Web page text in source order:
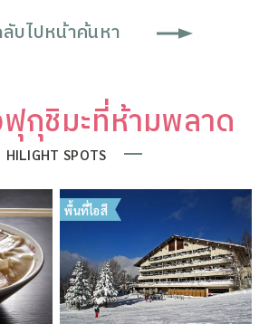
บไปหน้าค้นหา
ฟุกุชิมะที่ห้ามพลาด
HILIGHT SPOTS
พื้นที่ไอสึ